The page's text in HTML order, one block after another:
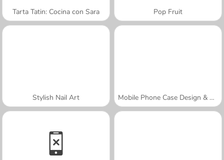
Tarta Tatin: Cocina con Sara Pop Fruit
Stylish Nail Art Mobile Phone Case Design & DIY